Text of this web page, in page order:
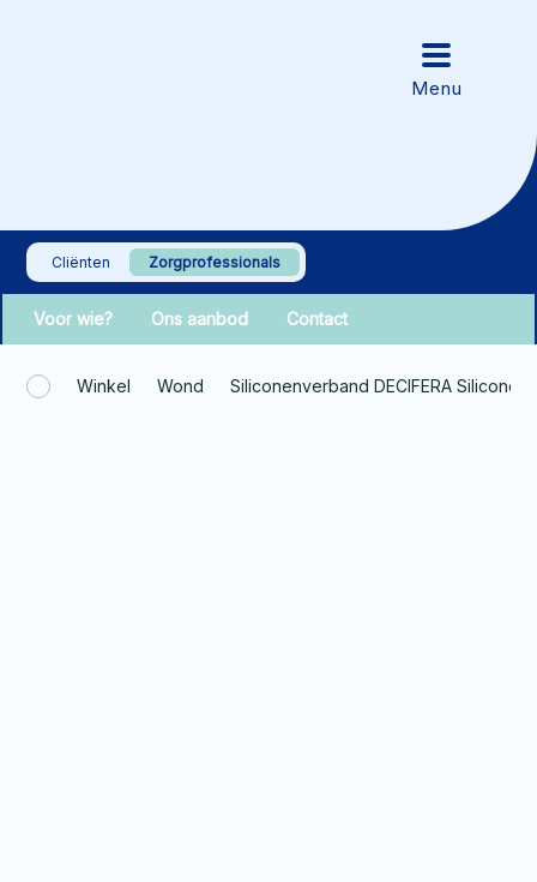
Cliënten Zorgprofessionals
Voor wie? Ons aanbod Contact
Winkel Wond Siliconenverband DECIFERA Silicone